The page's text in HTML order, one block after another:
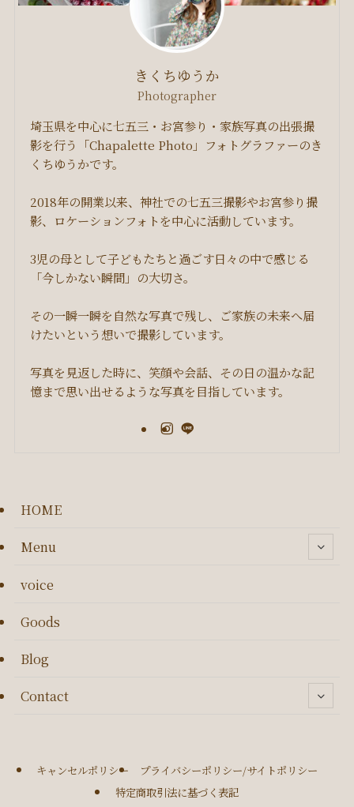
きくちゆうか
Photographer
埼玉県を中心に七五三・お宮参り・家族写真の出張撮
影を行う「Chapalette Photo」フォトグラファーのき
くちゆうかです。
2018年の開業以来、神社での七五三撮影やお宮参り撮
影、ロケーションフォトを中心に活動しています。
3児の母として子どもたちと過ごす日々の中で感じる
「今しかない瞬間」の大切さ。
その一瞬一瞬を自然な写真で残し、ご家族の未来へ届
けたいという想いで撮影しています。
写真を見返した時に、笑顔や会話、その日の温かな記
憶まで思い出せるような写真を目指しています。
HOME
Menu
voice
Goods
Blog
Contact
キャンセルポリシー
プライバシーポリシー/サイトポリシー
特定商取引法に基づく表記